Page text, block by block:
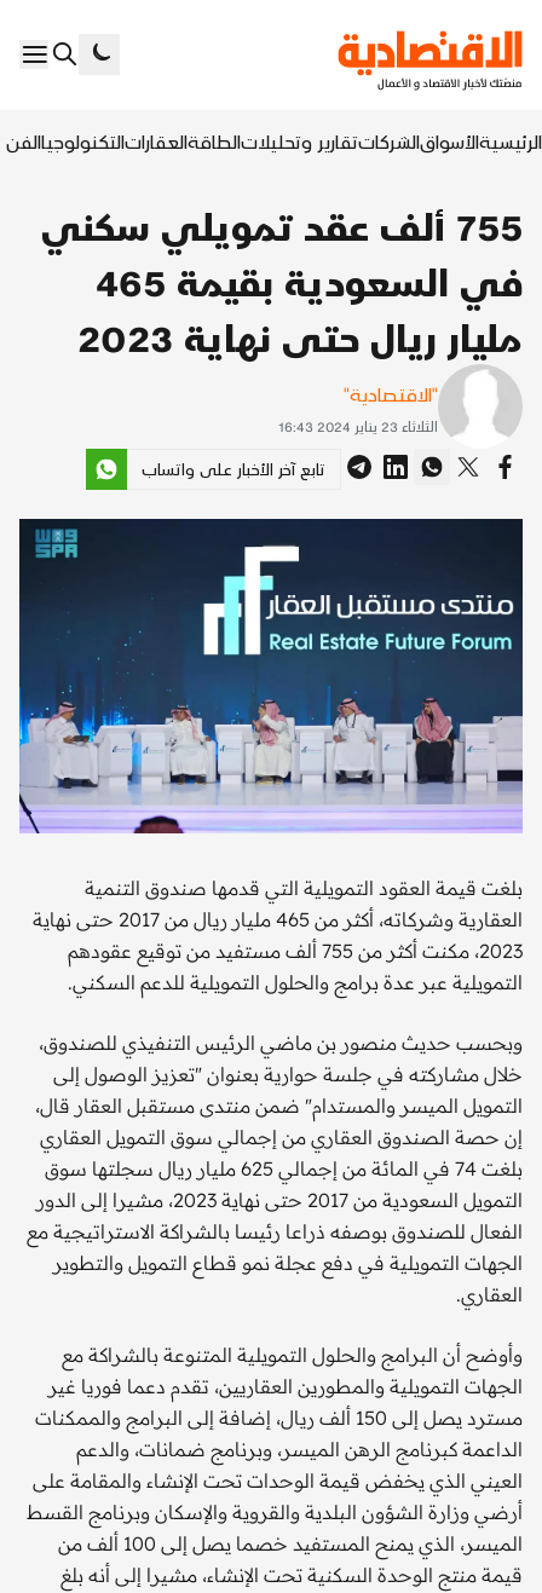
الرئيسيةالأسواقالشركاتتقارير وتحليلاتالطاقةالعقاراتالتكنولوجياالفن
755 ألف عقد تمويلي سكني
في السعودية بقيمة 465
مليار ريال حتى نهاية 2023
"الاقتصادية"
الثلاثاء 23 يناير 2024 16:43
تابع آخر الأخبار على واتساب
بلغت قيمة العقود التمويلية التي قدمها صندوق التنمية
العقارية وشركاته، أكثر من 465 مليار ريال من 2017 حتى نهاية
2023، مكنت أكثر من 755 ألف مستفيد من توقيع عقودهم
التمويلية عبر عدة برامج والحلول التمويلية للدعم السكني.
وبحسب حديث منصور بن ماضي الرئيس التنفيذي للصندوق،
خلال مشاركته في جلسة حوارية بعنوان "تعزيز الوصول إلى
التمويل الميسر والمستدام" ضمن منتدى مستقبل العقار قال،
إن حصة الصندوق العقاري من إجمالي سوق التمويل العقاري
بلغت 74 في المائة من إجمالي 625 مليار ريال سجلتها سوق
التمويل السعودية من 2017 حتى نهاية 2023، مشيرا إلى الدور
الفعال للصندوق بوصفه ذراعا رئيسا بالشراكة الاستراتيجية مع
الجهات التمويلية في دفع عجلة نمو قطاع التمويل والتطوير
العقاري.
وأوضح أن البرامج والحلول التمويلية المتنوعة بالشراكة مع
الجهات التمويلية والمطورين العقاريين، تقدم دعما فوريا غير
مسترد يصل إلى 150 ألف ريال، إضافة إلى البرامج والممكنات
الداعمة كبرنامج الرهن الميسر، وبرنامج ضمانات، والدعم
العيني الذي يخفض قيمة الوحدات تحت الإنشاء والمقامة على
أرضي وزارة الشؤون البلدية والقروية والإسكان وبرنامج القسط
الميسر، الذي يمنح المستفيد خصما يصل إلى 100 ألف من
قيمة منتج الوحدة السكنية تحت الإنشاء، مشيرا إلى أنه بلغ